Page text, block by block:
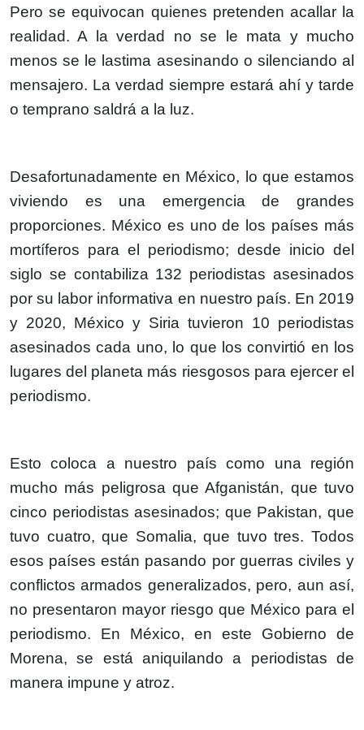
Pero se equivocan quienes pretenden acallar la
realidad. A la verdad no se le mata y mucho
menos se le lastima asesinando o silenciando al
mensajero. La verdad siempre estará ahí y tarde
o temprano saldrá a la luz.
Desafortunadamente en México, lo que estamos
viviendo es una emergencia de grandes
proporciones. México es uno de los países más
mortíferos para el periodismo; desde inicio del
siglo se contabiliza 132 periodistas asesinados
por su labor informativa en nuestro país. En 2019
y 2020, México y Siria tuvieron 10 periodistas
asesinados cada uno, lo que los convirtió en los
lugares del planeta más riesgosos para ejercer el
periodismo.
Esto coloca a nuestro país como una región
mucho más peligrosa que Afganistán, que tuvo
cinco periodistas asesinados; que Pakistan, que
tuvo cuatro, que Somalia, que tuvo tres. Todos
esos países están pasando por guerras civiles y
conflictos armados generalizados, pero, aun así,
no presentaron mayor riesgo que México para el
periodismo. En México, en este Gobierno de
Morena, se está aniquilando a periodistas de
manera impune y atroz.